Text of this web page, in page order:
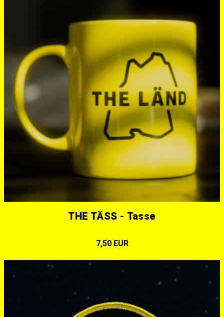
THE TÄSS - Tasse
7,50 EUR